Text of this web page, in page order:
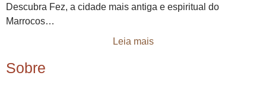
Descubra Fez, a cidade mais antiga e espiritual do
Marrocos…
Leia mais
Sobre